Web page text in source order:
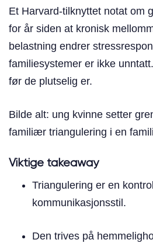
Et Harvard-tilknyttet notat om
for år siden at kronisk
belastning endrer
familiesystemer er ikke
før de plutselig er.
Bilde alt: ung kvinne setter
familiær triangulering i en
Viktige takeaway
Triangulering er en
kommunikasjonsstil.
Den trives på